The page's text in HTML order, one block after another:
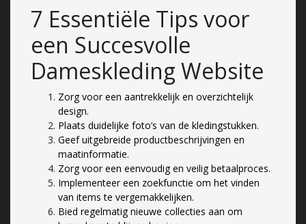
7 Essentiële Tips voor
een Succesvolle
Dameskleding Website
Zorg voor een aantrekkelijk en overzichtelijk
design.
Plaats duidelijke foto’s van de kledingstukken.
Geef uitgebreide productbeschrijvingen en
maatinformatie.
Zorg voor een eenvoudig en veilig betaalproces.
Implementeer een zoekfunctie om het vinden
van items te vergemakkelijken.
Bied regelmatig nieuwe collecties aan om